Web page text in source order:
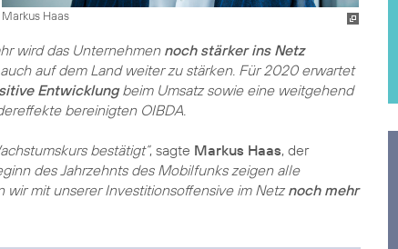
Markus Haas
wird das Unternehmen noch stärker ins Netz
auf dem Land weiter zu stärken. Für 2020 erwartet
Entwicklungbeim Umsatz sowie eine weitgehend
bereinigten OIBDA.
bestätigt“, sagte Markus Haas, der
des Jahrzehnts des Mobilfunks zeigen alle
mit unserer Investitionsoffensive im Netz noch mehr